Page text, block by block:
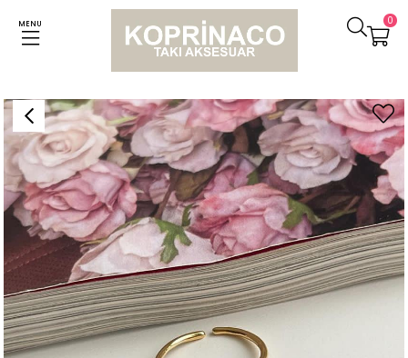
MENU 0
Yüzükler Fuşya Damla Taşlı Alttan Ayarlanabilir Minimal Yüzük